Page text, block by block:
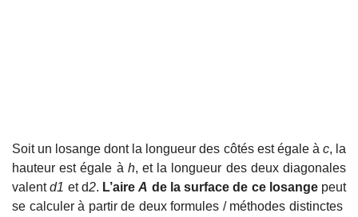
Soit un losange dont la longueur des côtés est égale à c, la
hauteur est égale à h, et la longueur des deux diagonales
valentd1 et d2. L’aireA de la surface de ce losangepeut
se calculer à partir de deux formules / méthodes distinctes